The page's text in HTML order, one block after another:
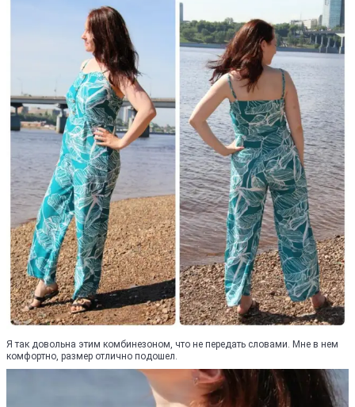
Я так довольна этим комбинезоном, что не передать словами. Мне в нем
комфортно, размер отлично подошел.